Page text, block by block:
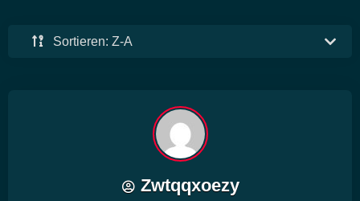
Sortieren: Z-A
Zwtqqxoezy